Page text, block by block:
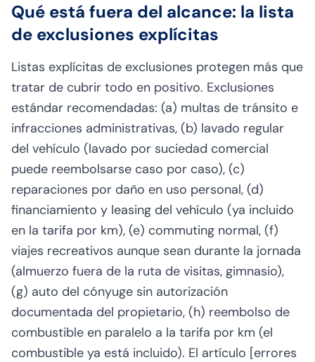
Qué está fuera del alcance: la lista
de exclusiones explícitas
Listas explícitas de exclusiones protegen más que
tratar de cubrir todo en positivo. Exclusiones
estándar recomendadas: (a) multas de tránsito e
infracciones administrativas, (b) lavado regular
del vehículo (lavado por suciedad comercial
puede reembolsarse caso por caso), (c)
reparaciones por daño en uso personal, (d)
financiamiento y leasing del vehículo (ya incluido
en la tarifa por km), (e) commuting normal, (f)
viajes recreativos aunque sean durante la jornada
(almuerzo fuera de la ruta de visitas, gimnasio),
(g) auto del cónyuge sin autorización
documentada del propietario, (h) reembolso de
combustible en paralelo a la tarifa por km (el
combustible ya está incluido). El artículo [errores